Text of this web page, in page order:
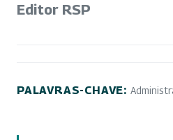
Editor RSP
PALAVRAS-CHAVE: